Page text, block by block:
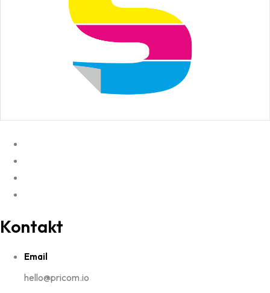
Kontakt
Email
hello@pricom.io